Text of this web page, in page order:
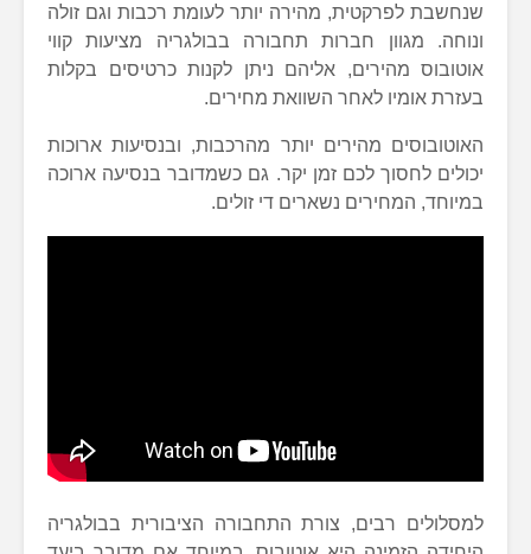
שנחשבת לפרקטית, מהירה יותר לעומת רכבות וגם זולה
ונוחה. מגוון חברות תחבורה בבולגריה מציעות קווי
אוטובוס מהירים, אליהם ניתן לקנות כרטיסים בקלות
בעזרת אומיו לאחר השוואת מחירים.
האוטובוסים מהירים יותר מהרכבות, ובנסיעות ארוכות
יכולים לחסוך לכם זמן יקר. גם כשמדובר בנסיעה ארוכה
במיוחד, המחירים נשארים די זולים.
למסלולים רבים, צורת התחבורה הציבורית בבולגריה